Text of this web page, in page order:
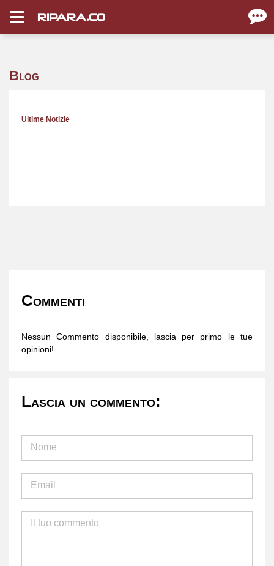
RIPARA.CO
Blog
Ultime Notizie
Commenti
Nessun Commento disponibile, lascia per primo le tue
opinioni!
Lascia un commento: